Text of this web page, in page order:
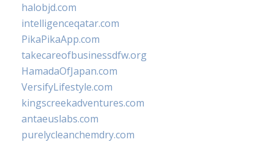
halobjd.com
intelligenceqatar.com
PikaPikaApp.com
takecareofbusinessdfw.org
HamadaOfJapan.com
VersifyLifestyle.com
kingscreekadventures.com
antaeuslabs.com
purelycleanchemdry.com